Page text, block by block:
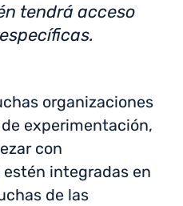
tendrá acceso
organizaciones
experimentación,
con
integradas en
de las